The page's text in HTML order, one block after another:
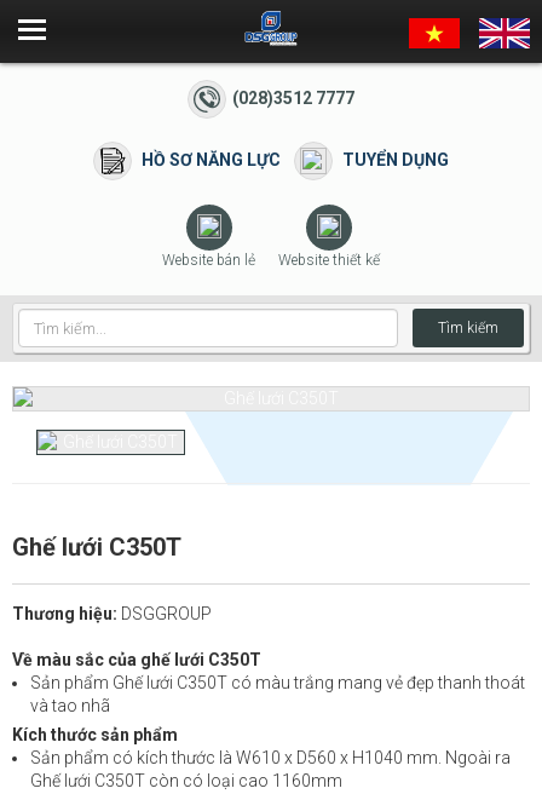
(028)3512 7777
HỒ SƠ NĂNG LỰC TUYỂN DỤNG
Website bán lẻ Website thiết kế
Tìm kiếm
Ghế lưới C350T
Thương hiệu: DSGGROUP
Về màu sắc của ghế lưới C350T
Sản phẩm Ghế lưới C350T có màu trắng mang vẻ đẹp thanh thoát
và tao nhã
Kích thước sản phẩm
Sản phẩm có kích thước là W610 x D560 x H1040 mm. Ngoài ra
Ghế lưới C350T còn có loại cao 1160mm